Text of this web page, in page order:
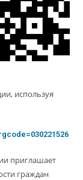
используя
приглашает
граждан